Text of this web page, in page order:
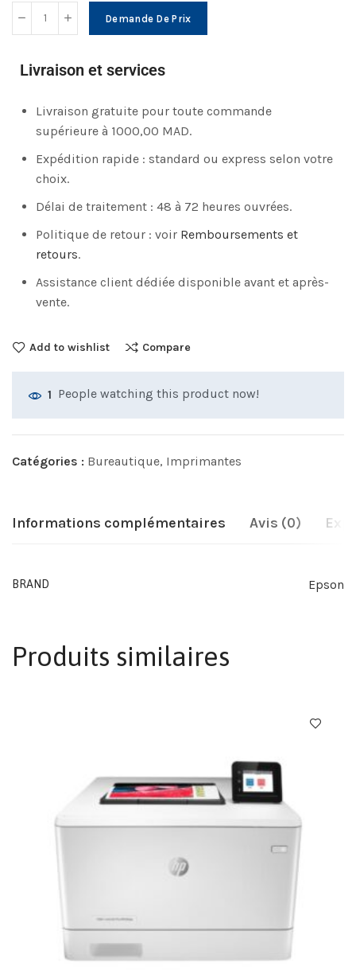
Demande De Prix
Livraison et services
Livraison gratuite pour toute commande
supérieure à 1000,00 MAD.
Expédition rapide : standard ou express selon votre
choix.
Délai de traitement : 48 à 72 heures ouvrées.
Politique de retour : voir Remboursements et
retours.
Assistance client dédiée disponible avant et après-
vente.
Add to wishlist Compare
1 People watching this product now!
Catégories : Bureautique, Imprimantes
Informations complémentaires Avis (0)
BRAND Epson
Produits similaires